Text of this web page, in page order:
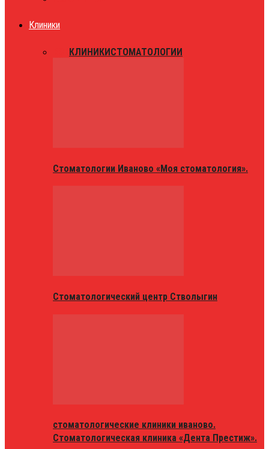
Клиники
КЛИНИКИСТОМАТОЛОГИИ
Стоматологии Иваново «Моя стоматология».
Стоматологический центр Стволыгин
стоматологические клиники иваново.
Стоматологическая клиника «Дента Престиж».